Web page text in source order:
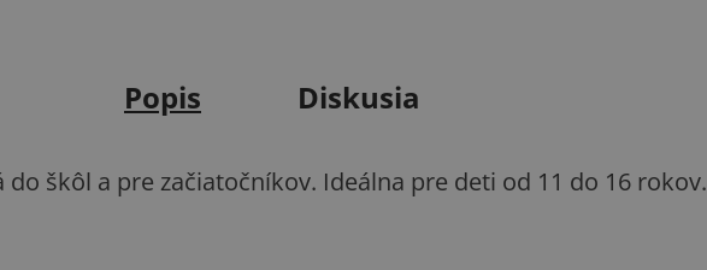
Popis Diskusia
škôl a pre začiatočníkov. Ideálna pre deti od 11 do 16 rokov.